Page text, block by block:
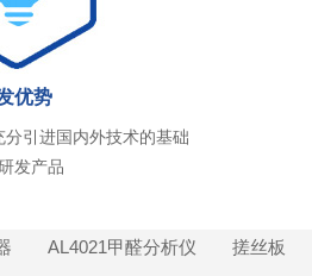
优势
引进国内外技术的基础
发产品
AL4021甲醛分析仪 搓丝板